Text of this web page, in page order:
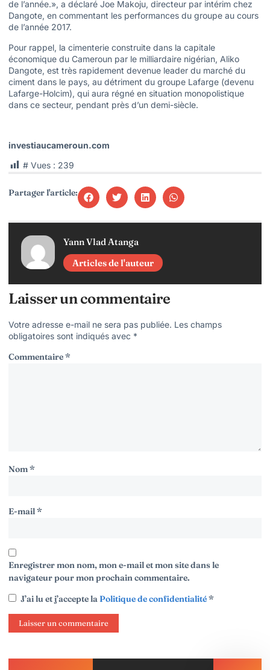
de l’année.», a déclaré Joe Makoju, directeur par intérim chez
Dangote, en commentant les performances du groupe au cours
de l’année 2017.
Pour rappel, la cimenterie construite dans la capitale
économique du Cameroun par le milliardaire nigérian, Aliko
Dangote, est très rapidement devenue leader du marché du
ciment dans le pays, au détriment du groupe Lafarge (devenu
Lafarge-Holcim), qui aura régné en situation monopolistique
dans ce secteur, pendant près d’un demi-siècle.
investiaucameroun.com
# Vues : 239
Partager l'article:
Yann Vlad Atanga
Articles de l'auteur
Laisser un commentaire
Votre adresse e-mail ne sera pas publiée. Les champs
obligatoires sont indiqués avec *
Commentaire*
Nom*
E-mail*
Enregistrer mon nom, mon e-mail et mon site dans le
navigateur pour mon prochain commentaire.
J’ai lu et j’accepte laPolitique de confidentialité*